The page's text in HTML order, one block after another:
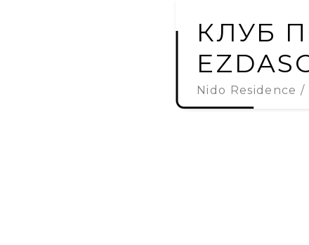
КЛУБ
Nido Residence